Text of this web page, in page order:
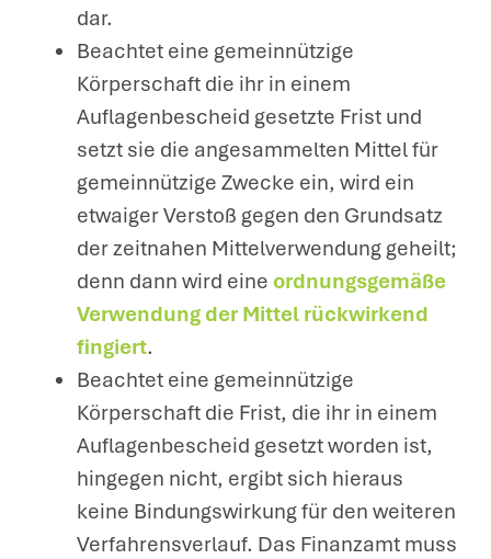
dar.
Beachtet eine gemeinnützige
Körperschaft die ihr in einem
Auflagenbescheid gesetzte Frist und
setzt sie die angesammelten Mittel für
gemeinnützige Zwecke ein, wird ein
etwaiger Verstoß gegen den Grundsatz
der zeitnahen Mittelverwendung geheilt;
denn dann wird eine ordnungsgemäße
Verwendung der Mittel rückwirkend
fingiert.
Beachtet eine gemeinnützige
Körperschaft die Frist, die ihr in einem
Auflagenbescheid gesetzt worden ist,
hingegen nicht, ergibt sich hieraus
keine Bindungswirkung für den weiteren
Verfahrensverlauf. Das Finanzamt muss